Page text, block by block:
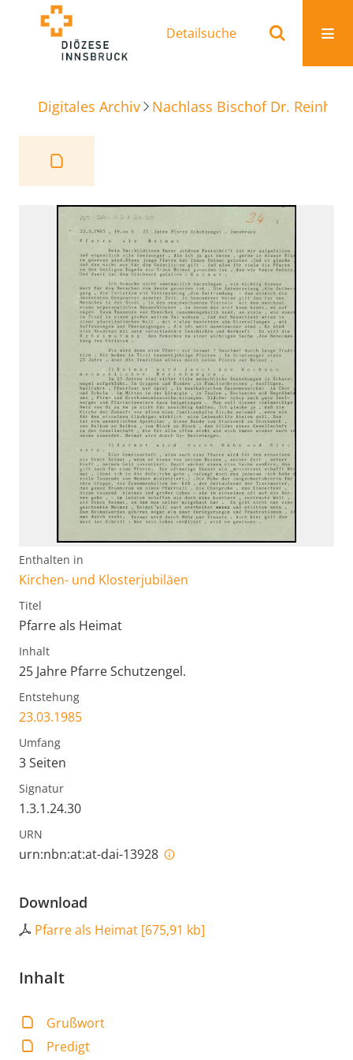
Detailsuche
Digitales Archiv Nachlass Bischof Dr.
Enthalten in
Kirchen- und Klosterjubiläen
Titel
Pfarre als Heimat
Inhalt
25 Jahre Pfarre Schutzengel.
Entstehung
23.03.1985
Umfang
3 Seiten
Signatur
1.3.1.24.30
URN
urn:nbn:at:at-dai-13928
Download
Pfarre als Heimat [675,91 kb]
Inhalt
Grußwort
Predigt